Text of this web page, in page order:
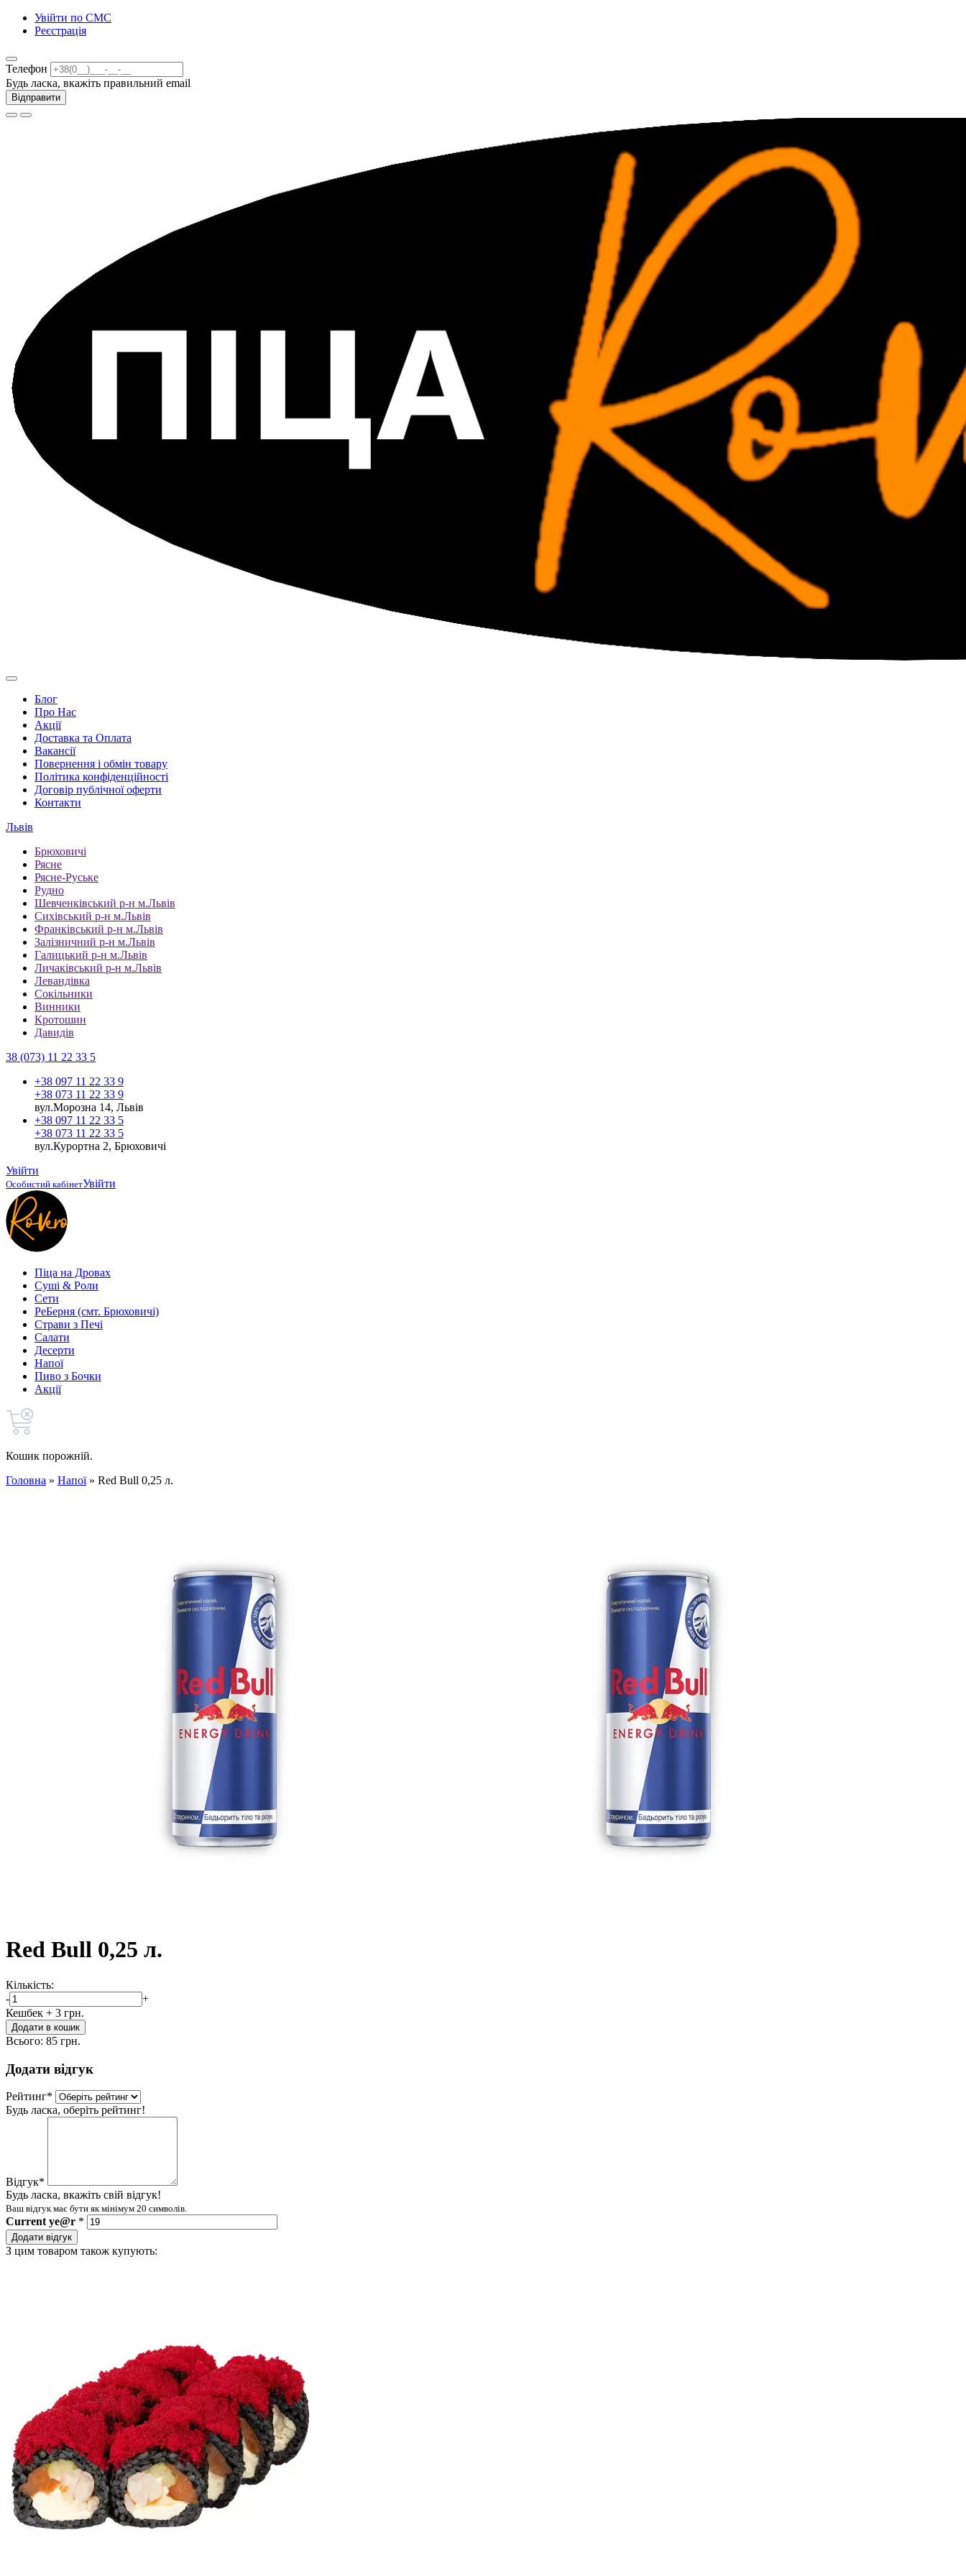
Увійти по СМС
Реєстрація
Телефон
Будь ласка, вкажіть правильний email
Відправити
Блог
Про Нас
Акції
Доставка та Оплата
Вакансії
Повернення і обмін товару
Політика конфіденційності
Договір публічної оферти
Контакти
Львів
Брюховичі
Рясне
Рясне-Руське
Рудно
Шевченківський р-н м.Львів
Сихівський р-н м.Львів
Франківський р-н м.Львів
Залізничний р-н м.Львів
Галицький р-н м.Львів
Личаківський р-н м.Львів
Левандівка
Сокільники
Винники
Кротошин
Давидів
38 (073) 11 22 33 5
+38 097 11 22 33 9
+38 073 11 22 33 9
вул.Морозна 14, Львів
+38 097 11 22 33 5
+38 073 11 22 33 5
вул.Курортна 2, Брюховичі
Увійти
Особистий кабінетУвійти
Піца на Дровах
Cуші & Роли
Сети
РеБерня (смт. Брюховичі)
Страви з Печі
Салати
Десерти
Напої
Пиво з Бочки
Акції
Кошик порожній.
Головна » Напої» Red Bull 0,25 л.
Red Bull 0,25 л.
Кількість:
-
+
Кешбек + 3 грн.
Додати в кошик
Всього: 85 грн.
Додати відгук
Рейтинг*
Будь ласка, оберіть рейтинг!
Відгук*
Будь ласка, вкажіть свій відгук!
Ваш відгук має бути як мінімум 20 символів.
Current ye@r *
Додати відгук
З цим товаром також купують: